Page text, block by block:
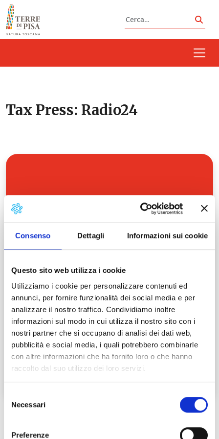
Consenso Dettagli Informazioni sui cookie
Questo sito web utilizza i cookie
Utilizziamo i cookie per personalizzare contenuti ed
annunci, per fornire funzionalità dei social media e per
analizzare il nostro traffico. Condividiamo inoltre
informazioni sul modo in cui utilizza il nostro sito con i
nostri partner che si occupano di analisi dei dati web,
pubblicità e social media, i quali potrebbero combinarle
con altre informazioni che ha fornito loro o che hanno
raccolto dal suo utilizzo dei loro servizi.
delNecessari
Preferenze
Vai al contenuto
Cerca
Tax Press: Radio24
ciclabilità
Le Alpi Apuane all’orizzonte, il fiume Arno a
fianco e il mar Tirreno al traguardo. La
ciclopista del Trammino, realizzata…
Leggi tutto →